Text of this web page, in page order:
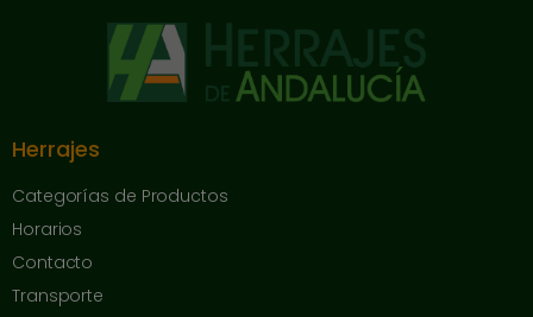
Herrajes
Categorías de Productos
Horarios
Contacto
Transporte